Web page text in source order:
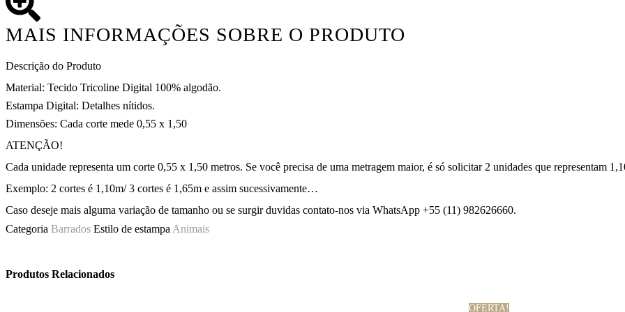
MAIS INFORMAÇÕES SOBRE O PRODUTO
Descrição do Produto
Material: Tecido Tricoline Digital 100% algodão.
Estampa Digital: Detalhes nítidos.
Dimensões: Cada corte mede 0,55 x 1,50
ATENÇÃO!
Cada unidade representa um corte 0,55 x 1,50 metros. Se você precisa de uma metragem maior, é só solicitar 2 unidades que representam
Exemplo: 2 cortes é 1,10m/ 3 cortes é 1,65m e assim sucessivamente…
Caso deseje mais alguma variação de tamanho ou se surgir duvidas contato-nos via WhatsApp +55 (11) 982626660.
Categoria Barrados Estilo de estampa Animais
Produtos Relacionados
OFERTA!